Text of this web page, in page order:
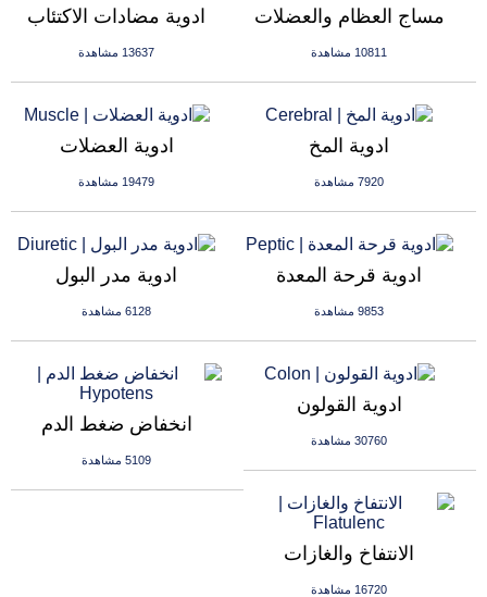
ادوية مضادات الاكتئاب
13637 مشاهدة
مساج العظام والعضلات
10811 مشاهدة
ادوية العضلات
19479 مشاهدة
ادوية المخ
7920 مشاهدة
ادوية مدر البول
6128 مشاهدة
ادوية قرحة المعدة
9853 مشاهدة
انخفاض ضغط الدم
5109 مشاهدة
ادوية القولون
30760 مشاهدة
الانتفاخ والغازات
16720 مشاهدة